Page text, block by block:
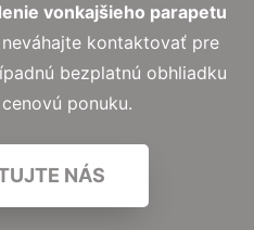
vonkajšieho parapetu
kontaktovať pre
bezplatnú obhliadku
ponuku.
NÁS